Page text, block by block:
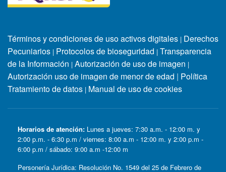
Términos y condiciones de uso activos digitales | Derechos
Pecuniarios | Protocolos de bioseguridad | Transparencia
de la Información | Autorización de uso de imagen |
Autorización uso de imagen de menor de edad | Política
Tratamiento de datos | Manual de uso de cookies
Horarios de atención: Lunes a jueves: 7:30 a.m. - 12:00 m. y
2:00 p.m. - 6:30 p.m / viernes: 8:00 a.m - 12:00 m. y 2:00 p.m -
6:00 p.m / sábado: 9:00 a.m -12:00 m
Personería Jurídica: Resolución No. 1549 del 25 de Febrero de